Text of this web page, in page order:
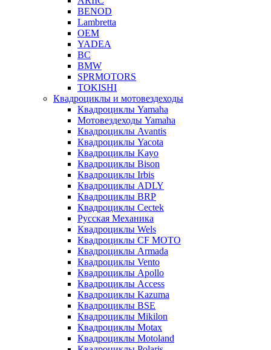
BENOD
Lambretta
OEM
YADEA
BC
BMW
SPRMOTORS
TOKISHI
Квадроциклы и мотовездеходы
Квадроциклы Yamaha
Мотовездеходы Yamaha
Квадроциклы Avantis
Квадроциклы Yacota
Квадроциклы Kayo
Квадроциклы Bison
Квадроциклы Irbis
Квадроциклы ADLY
Квадроциклы BRP
Квадроциклы Cectek
Русская Механика
Квадроциклы Wels
Квадроциклы CF MOTO
Квадроциклы Armada
Квадроциклы Vento
Квадроциклы Apollo
Квадроциклы Access
Квадроциклы Kazuma
Квадроциклы BSE
Квадроциклы Mikilon
Квадроциклы Motax
Квадроциклы Motoland